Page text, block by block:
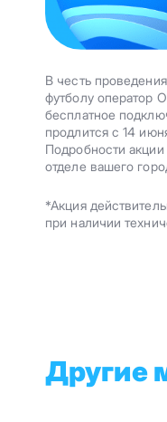
В честь
футболу оператор
бесплатное
продлится с 14
Подробности
отделе вашего
*Акция
при наличии
Другие